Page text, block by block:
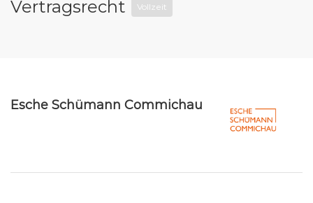
Vertragsrecht
Vollzeit
Esche Schümann Commichau